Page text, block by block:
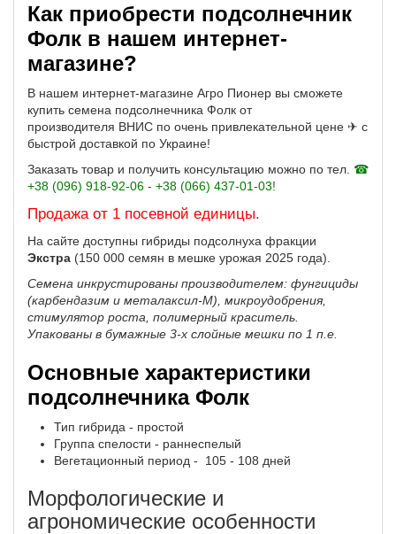
Как приобрести подсолнечник
Фолк в нашем интернет-
магазине?
В нашем интернет-магазине Агро Пионер вы сможете
купить семена подсолнечника Фолк от
производителя ВНИС по очень привлекательной цене ✈ с
быстрой доставкой по Украине!
Заказать товар и получить консультацию можно по тел. ☎
+38 (096) 918-92-06 - +38 (066) 437-01-03!
Продажа от 1 посевной единицы.
На сайте доступны гибриды подсолнуха фракции
Экстра (150 000 семян в мешке урожая 2025 года).
Семена инкрустированы производителем: фунгициды
(карбендазим и металаксил-М), микроудобрения,
стимулятор роста, полимерный краситель.
Упакованы в бумажные 3-х слойные мешки по 1 п.е.
Основные характеристики
подсолнечника Фолк
Тип гибрида - простой
Группа спелости - раннеспелый
Вегетационный период - 105 - 108 дней
Морфологические и
агрономические особенности